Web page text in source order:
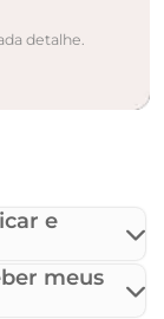
detalhe.
e
meus